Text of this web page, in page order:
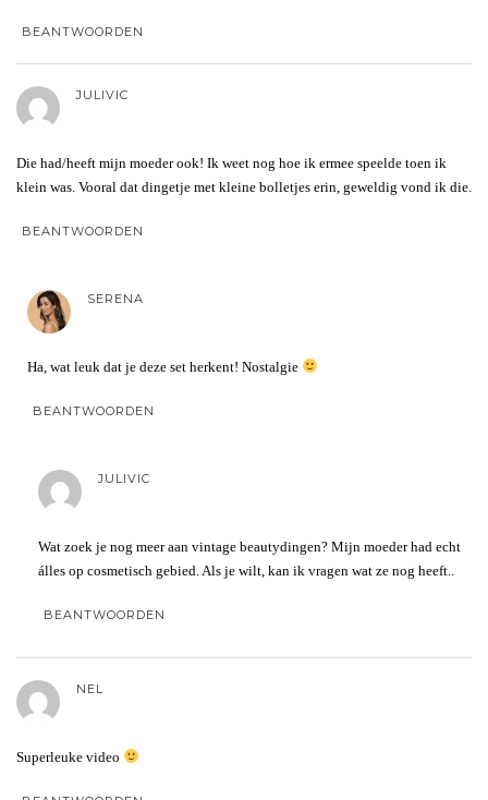
BEANTWOORDEN
JULIVIC
Die had/heeft mijn moeder ook! Ik weet nog hoe ik ermee speelde toen ik
klein was. Vooral dat dingetje met kleine bolletjes erin, geweldig vond ik die.
BEANTWOORDEN
SERENA
Ha, wat leuk dat je deze set herkent! Nostalgie
BEANTWOORDEN
JULIVIC
Wat zoek je nog meer aan vintage beautydingen? Mijn moeder had echt
álles op cosmetisch gebied. Als je wilt, kan ik vragen wat ze nog heeft..
BEANTWOORDEN
NEL
Superleuke video